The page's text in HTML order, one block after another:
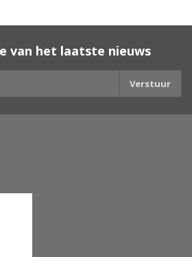
van het laatste nieuws
Verstuur